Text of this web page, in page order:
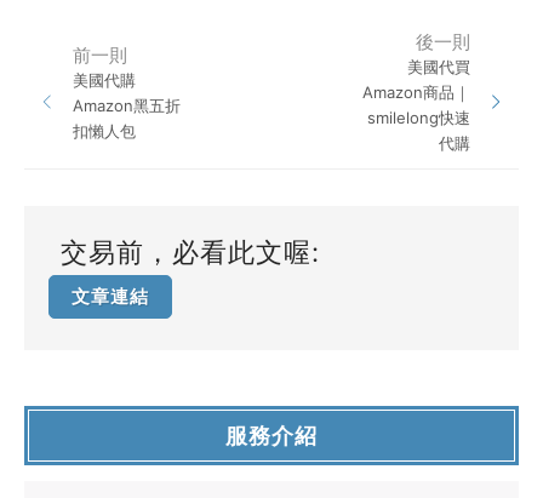
前一則
美國代購
Amazon黑五折
扣懶人包
後一則
美國代買
Amazon商品｜
smilelong快速
代購
交易前，必看此文喔:
文章連結
服務介紹